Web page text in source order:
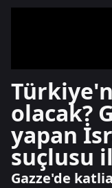
olacak?
yapan
suçlusu
Gazze'de